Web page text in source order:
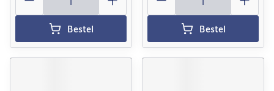
Bestel Bestel